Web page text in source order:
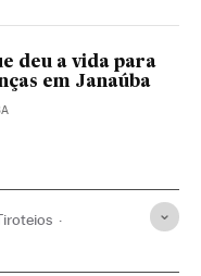
deu a vida para
em Janaúba